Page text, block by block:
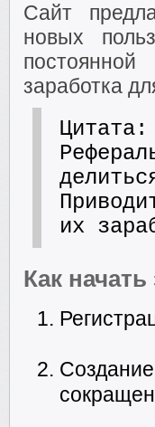
Сайт
новых
заработка
Цитата:
их
Как